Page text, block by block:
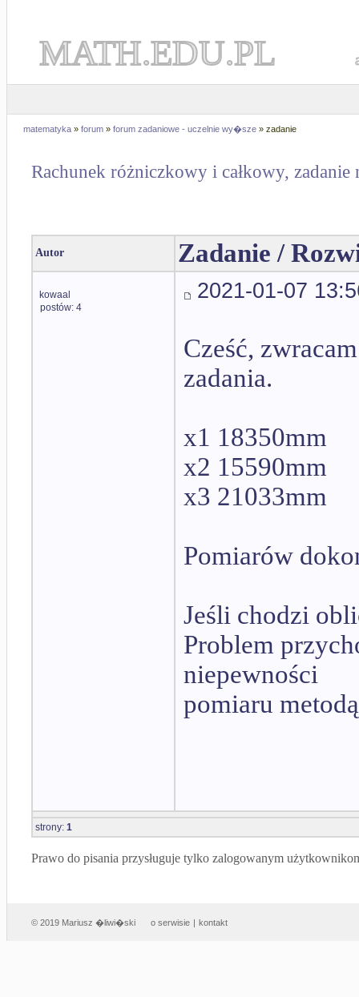
MATH.EDU.PL
matematyka » forum » forum zadaniowe - uczelnie wy�sze » zadanie
Rachunek różniczkowy i całkowy, zadanie
Autor Zadanie /
kowaal
postów: 4
2021-01-07
Cześć,
zadania.
x1 18350mm
x2 15590mm
x3 21033mm
Pomiarów
Jeśli chodzi
Problem
niepewności
pomiaru
strony: 1
Prawo do pisania przysługuje tylko zalogowanym
© 2019 Mariusz �liwi�ski o serwisie | kontakt